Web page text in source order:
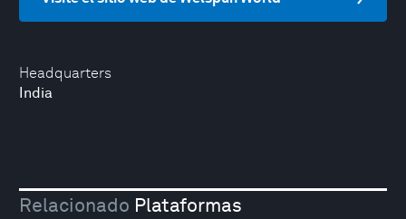
Headquarters
India
Relacionado Plataformas